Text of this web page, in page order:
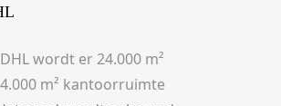
wordt er 24.000 m²
m² kantoorruimte